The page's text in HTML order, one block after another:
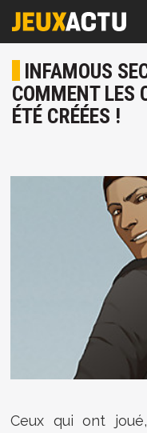
INFAMOUS
COMMENT LES
ÉTÉ CRÉÉES !
Ceux qui ont